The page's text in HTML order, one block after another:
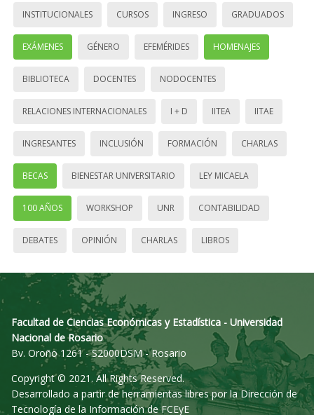
INSTITUCIONALES CURSOS INGRESO GRADUADOS
EXÁMENES GÉNERO EFEMÉRIDES HOMENAJES
BIBLIOTECA DOCENTES NODOCENTES
RELACIONES INTERNACIONALES I + D IITEA IITAE
INGRESANTES INCLUSIÓN FORMACIÓN CHARLAS
BECAS BIENESTAR UNIVERSITARIO LEY MICAELA
100 AÑOS WORKSHOP UNR CONTABILIDAD
DEBATES OPINIÓN CHARLAS LIBROS
Facultad de Ciencias Económicas y Estadística - Universidad
Nacional de Rosario
Bv. Oroño 1261 - S2000DSM - Rosario
Copyright © 2021. All Rights Reserved.
Desarrollado a partir de herramientas libres por la Dirección de
Tecnología de la Información de FCEyE